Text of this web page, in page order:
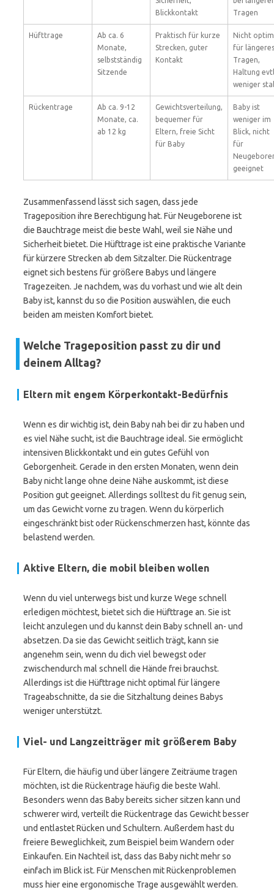
Blickkontakt
Tragen
Hüfttrage
Ab ca. 6
Monate,
selbstständig
Sitzende
Praktisch für kurze
Strecken, guter
Kontakt
Nicht
für längeres
Tragen,
Haltung
weniger
Rückentrage
Ab ca. 9-12
Monate, ca.
ab 12 kg
Gewichtsverteilung,
bequemer für
Eltern, freie Sicht
für Baby
Baby ist
weniger im
Blick, nicht
für
geeignet
Zusammenfassend lässt sich sagen, dass jede
Trageposition ihre Berechtigung hat. Für Neugeborene ist
die Bauchtrage meist die beste Wahl, weil sie Nähe und
Sicherheit bietet. Die Hüfttrage ist eine praktische Variante
für kürzere Strecken ab dem Sitzalter. Die Rückentrage
eignet sich bestens für größere Babys und längere
Tragezeiten. Je nachdem, was du vorhast und wie alt dein
Baby ist, kannst du so die Position auswählen, die euch
beiden am meisten Komfort bietet.
Welche Trageposition passt zu dir und
deinem Alltag?
Eltern mit engem Körperkontakt-Bedürfnis
Wenn es dir wichtig ist, dein Baby nah bei dir zu haben und
es viel Nähe sucht, ist die Bauchtrage ideal. Sie ermöglicht
intensiven Blickkontakt und ein gutes Gefühl von
Geborgenheit. Gerade in den ersten Monaten, wenn dein
Baby nicht lange ohne deine Nähe auskommt, ist diese
Position gut geeignet. Allerdings solltest du fit genug sein,
um das Gewicht vorne zu tragen. Wenn du körperlich
eingeschränkt bist oder Rückenschmerzen hast, könnte das
belastend werden.
Aktive Eltern, die mobil bleiben wollen
Wenn du viel unterwegs bist und kurze Wege schnell
erledigen möchtest, bietet sich die Hüfttrage an. Sie ist
leicht anzulegen und du kannst dein Baby schnell an- und
absetzen. Da sie das Gewicht seitlich trägt, kann sie
angenehm sein, wenn du dich viel bewegst oder
zwischendurch mal schnell die Hände frei brauchst.
Allerdings ist die Hüfttrage nicht optimal für längere
Trageabschnitte, da sie die Sitzhaltung deines Babys
weniger unterstützt.
Viel- und Langzeitträger mit größerem Baby
Für Eltern, die häufig und über längere Zeiträume tragen
möchten, ist die Rückentrage häufig die beste Wahl.
Besonders wenn das Baby bereits sicher sitzen kann und
schwerer wird, verteilt die Rückentrage das Gewicht besser
und entlastet Rücken und Schultern. Außerdem hast du
freiere Beweglichkeit, zum Beispiel beim Wandern oder
Einkaufen. Ein Nachteil ist, dass das Baby nicht mehr so
einfach im Blick ist. Für Menschen mit Rückenproblemen
muss hier eine ergonomische Trage ausgewählt werden.